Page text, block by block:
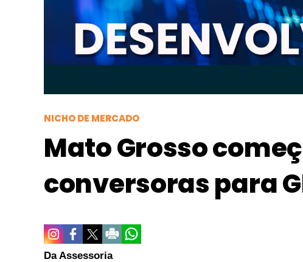
NICHO DE MERCADO
Mato Grosso
conversoras para
Da Assessoria